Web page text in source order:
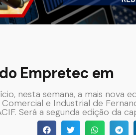
Empretec em
nesta semana, a mais nova
e Industrial de
Será a segunda edição da